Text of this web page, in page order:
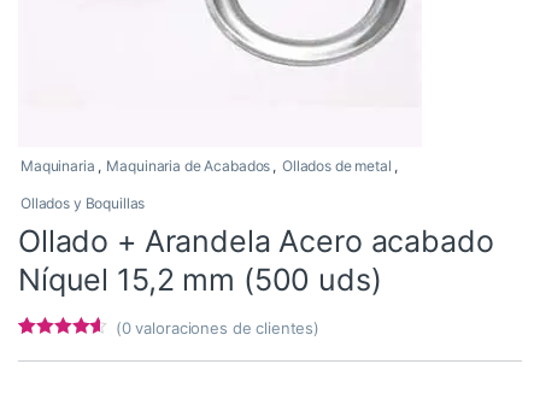
Maquinaria , Maquinaria de Acabados , Ollados de metal ,
Ollados y Boquillas
Ollado + Arandela Acero acabado
Níquel 15,2 mm (500 uds)
(0valoraciones de clientes)